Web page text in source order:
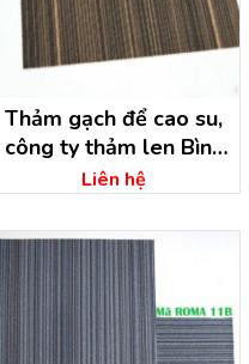
Thảm gạch để cao su,
công ty thảm len Bình
Dương
Liên hệ